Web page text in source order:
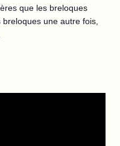
que les breloques
une autre fois,